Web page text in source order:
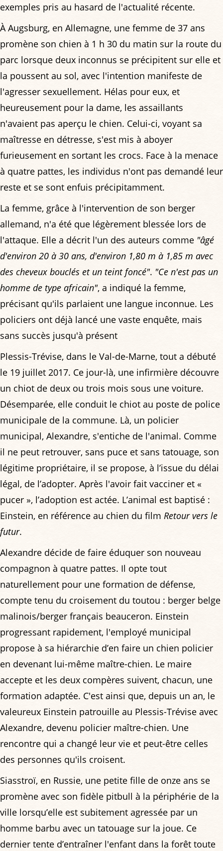
exemples pris au hasard de l'actualité récente.
À Augsburg, en Allemagne, une femme de 37 ans
promène son chien à 1 h 30 du matin sur la route du
parc lorsque deux inconnus se précipitent sur elle et
la poussent au sol, avec l'intention manifeste de
l'agresser sexuellement. Hélas pour eux, et
heureusement pour la dame, les assaillants
n'avaient pas aperçu le chien. Celui-ci, voyant sa
maîtresse en détresse, s'est mis à aboyer
furieusement en sortant les crocs. Face à la menace
à quatre pattes, les individus n'ont pas demandé leur
reste et se sont enfuis précipitamment.
La femme, grâce à l'intervention de son berger
allemand, n'a été que légèrement blessée lors de
l'attaque. Elle a décrit l'un des auteurs comme "âgé
d'environ 20 à 30 ans, d'environ 1,80 m à 1,85 m avec
des cheveux bouclés et un teint foncé". "Ce n'est pas un
homme de type africain", a indiqué la femme,
précisant qu'ils parlaient une langue inconnue. Les
policiers ont déjà lancé une vaste enquête, mais
sans succès jusqu'à présent
Plessis-Trévise, dans le Val-de-Marne, tout a débuté
le 19 juillet 2017. Ce jour-là, une infirmière découvre
un chiot de deux ou trois mois sous une voiture.
Désemparée, elle conduit le chiot au poste de police
municipale de la commune. Là, un policier
municipal, Alexandre, s'entiche de l'animal. Comme
il ne peut retrouver, sans puce et sans tatouage, son
légitime propriétaire, il se propose, à l’issue du délai
légal, de l’adopter. Après l'avoir fait vacciner et «
pucer », l’adoption est actée. L’animal est baptisé :
Einstein, en référence au chien du film Retour vers le
futur.
Alexandre décide de faire éduquer son nouveau
compagnon à quatre pattes. Il opte tout
naturellement pour une formation de défense,
compte tenu du croisement du toutou : berger belge
malinois/berger français beauceron. Einstein
progressant rapidement, l'employé municipal
propose à sa hiérarchie d’en faire un chien policier
en devenant lui-même maître-chien. Le maire
accepte et les deux compères suivent, chacun, une
formation adaptée. C'est ainsi que, depuis un an, le
valeureux Einstein patrouille au Plessis-Trévise avec
Alexandre, devenu policier maître-chien. Une
rencontre qui a changé leur vie et peut-être celles
des personnes qu'ils croisent.
Siasstroï, en Russie, une petite fille de onze ans se
promène avec son fidèle pitbull à la périphérie de la
ville lorsqu’elle est subitement agressée par un
homme barbu avec un tatouage sur la joue. Ce
dernier tente d’entraîner l'enfant dans la forêt toute